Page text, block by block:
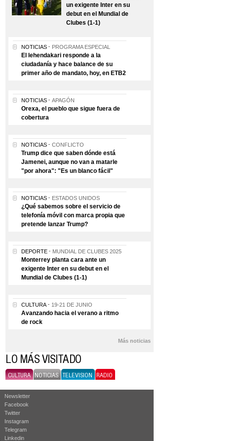
un exigente Inter en su
debut en el Mundial de
Clubes (1-1)
NOTICIAS PROGRAMA ESPECIAL
El lehendakari responde a la
ciudadanía y hace balance de su
primer año de mandato, hoy, en ETB2
NOTICIAS APAGÓN
Orexa, el pueblo que sigue fuera de
cobertura
NOTICIAS CONFLICTO
Trump dice que saben dónde está
Jamenei, aunque no van a matarle
"por ahora": "Es un blanco fácil"
NOTICIAS ESTADOS UNIDOS
¿Qué sabemos sobre el servicio de
telefonía móvil con marca propia que
pretende lanzar Trump?
DEPORTE MUNDIAL DE CLUBES 2025
Monterrey planta cara ante un
exigente Inter en su debut en el
Mundial de Clubes (1-1)
CULTURA 19-21 DE JUNIO
Avanzando hacia el verano a ritmo
de rock
Más noticias
LO MÁS VISITADO
CULTURA NOTICIAS TELEVISION RADIO
Newsletter
Facebook
Twitter
Instagram
Telegram
Linkedin